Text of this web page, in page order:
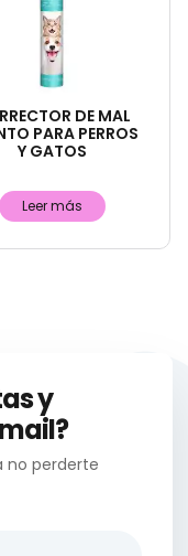
DE MAL
PARA PERROS
Y GATOS
Leer más
y
no perderte